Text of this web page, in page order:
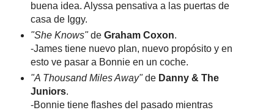
buena idea. Alyssa pensativa a las puertas de
casa de Iggy.
"She Knows"de Graham Coxon.
-James tiene nuevo plan, nuevo propósito y en
esto ve pasar a Bonnie en un coche.
"A Thousand Miles Away"de Danny & The
Juniors.
-Bonnie tiene flashes del pasado mientras